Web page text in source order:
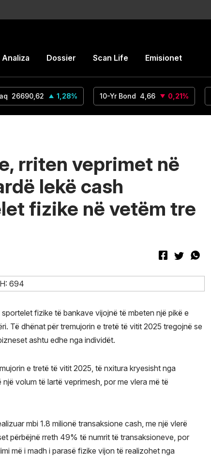
Analiza Dossier Scan Life Emisionet
26690,62 1,28% 10-Yr Bond 4,66 0,21%
rriten veprimet në
lekë cash
fizike në vetëm tre
fizike të bankave vijojnë të mbeten një pikë e
Të dhënat për tremujorin e tretë të vitit 2025 tregojnë se
ashtu edhe nga individët.
e tretë të vitit 2025, të nxitura kryesisht nga
volum të lartë veprimesh, por me vlera më të
mbi 1.8 milionë transaksione cash, me një vlerë
përbëjnë rreth 49% të numrit të transaksioneve, por
më i madh i parasë fizike vijon të realizohet nga